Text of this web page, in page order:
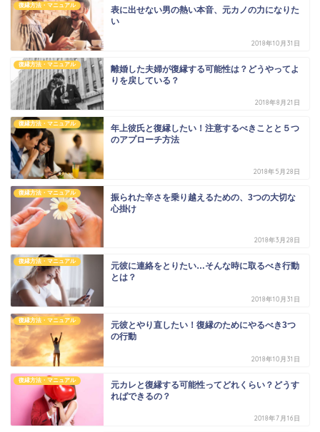
復縁方法・マニュアル
表に出せない男の熱い本音、元カノの力になりた
い
2018年10月31日
復縁方法・マニュアル
離婚した夫婦が復縁する可能性は？どうやってよ
りを戻している？
2018年8月21日
復縁方法・マニュアル
年上彼氏と復縁したい！注意するべきことと５つ
のアプローチ方法
2018年5月28日
復縁方法・マニュアル
振られた辛さを乗り越えるための、3つの大切な
心掛け
2018年3月28日
復縁方法・マニュアル
元彼に連絡をとりたい…そんな時に取るべき行動
とは？
2018年10月31日
復縁方法・マニュアル
元彼とやり直したい！復縁のためにやるべき3つ
の行動
2018年10月31日
復縁方法・マニュアル
元カレと復縁する可能性ってどれくらい？どうす
ればできるの？
2018年7月16日